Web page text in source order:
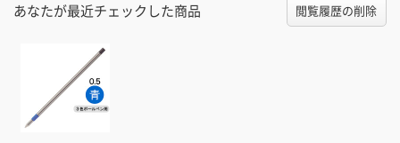
あなたが最近チェックした商品 閲覧履歴の削除